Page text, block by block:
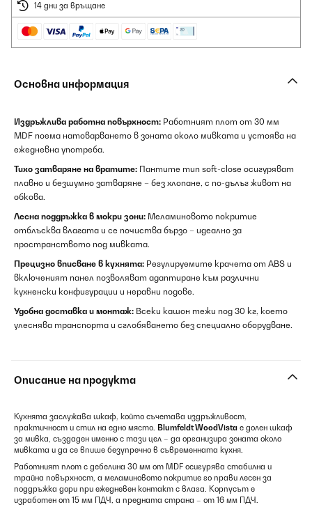
14 дни за връщане
Основна информация
Издръжлива работна повърхност: Работният плот от 30 мм
MDF поема натоварването в зоната около мивката и устоява на
ежедневна употреба.
Тихо затваряне на вратите: Пантите тип soft-close осигуряват
плавно и безшумно затваряне – без хлопане, с по-дълъг живот на
обкова.
Лесна поддръжка в мокри зони: Меламиновото покритие
отблъсква влагата и се почиства бързо – идеално за
пространството под мивката.
Прецизно вписване в кухнята: Регулируемите крачета от ABS и
включеният панел позволяват адаптиране към различни
кухненски конфигурации и неравни подове.
Удобна доставка и монтаж: Всеки кашон тежи под 30 кг, което
улеснява транспорта и сглобяването без специално оборудване.
Описание на продукта
Кухнята заслужава шкаф, който съчетава издръжливост,
практичност и стил на едно място. Blumfeldt WoodVista е долен шкаф
за мивка, създаден именно с тази цел – да организира зоната около
мивката и да се впише безупречно в съвременната кухня.
Работният плот с дебелина 30 мм от MDF осигурява стабилна и
трайна повърхност, а меламиновото покритие го прави лесен за
поддръжка дори при ежедневен контакт с влага. Корпусът е
изработен от 15 мм ПДЧ, а предната страна – от 16 мм ПДЧ.